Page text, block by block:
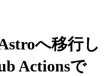
へ移行し
Actionsで